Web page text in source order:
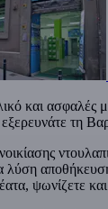
και ασφαλές
τη
λύση
ψωνίζετε